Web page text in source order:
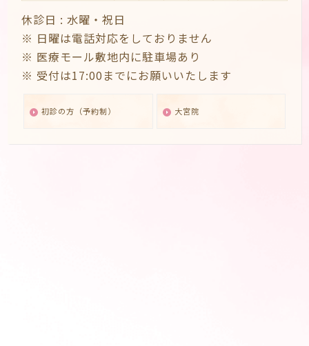
休診日 : 水曜・祝日
※ 日曜は電話対応をしておりません
※ 医療モール敷地内に駐車場あり
※ 受付は17:00までにお願いいたします
初診の方（予約制） 大宮院